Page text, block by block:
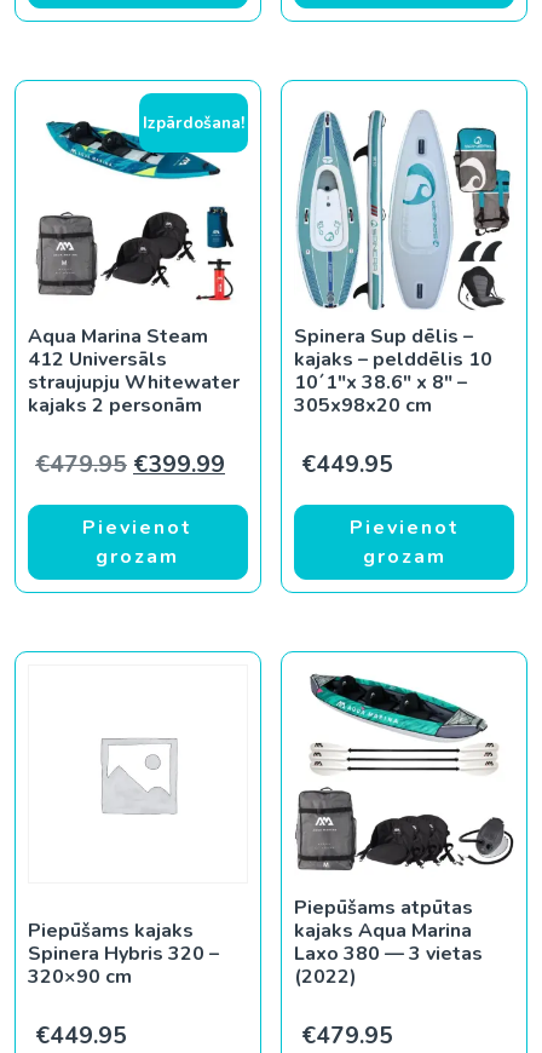
Izpārdošana!
Aqua Marina Steam
412 Universāls
straujupju Whitewater
kajaks 2 personām
€479.95 Original price was: €479.95.
€399.99 Current price is: €399.99.
Pievienot
grozam
Spinera Sup dēlis –
kajaks – pelddēlis 10
10´1″x 38.6″ x 8″ –
305x98x20 cm
€449.95
Pievienot
grozam
Piepūšams kajaks
Spinera Hybris 320 –
320×90 cm
€449.95
Piepūšams atpūtas
kajaks Aqua Marina
Laxo 380 — 3 vietas
(2022)
€479.95